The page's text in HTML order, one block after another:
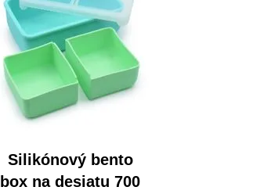
Silikónový bento
box na desiatu 700